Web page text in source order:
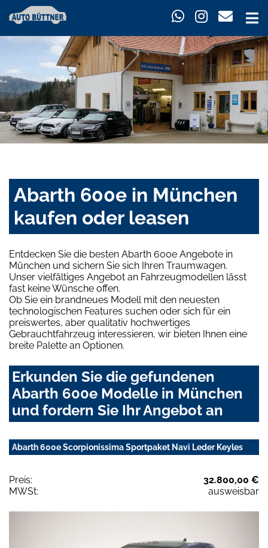
Abarth 600e in München
kaufen oder leasen
Entdecken Sie die besten Abarth 600e Angebote in
München und sichern Sie sich Ihren Traumwagen.
Unser vielfältiges Angebot an Fahrzeugmodellen lässt
fast keine Wünsche offen.
Ob Sie ein brandneues Modell mit den neuesten
technologischen Features suchen oder sich für ein
preiswertes, aber qualitativ hochwertiges
Gebrauchtfahrzeug interessieren, wir bieten Ihnen eine
breite Palette an Optionen.
Erkunden Sie die gefundenen
Abarth 600e Modelle in München
und fordern Sie Ihr Angebot an
Abarth 600e Scorpionissima Sportpaket Navi Leder Keyles
Preis:
32.800,00 €
MWSt:
ausweisbar